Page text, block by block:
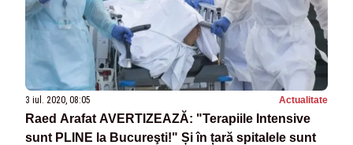
3 iul. 2020, 08:05 Actualitate
Raed Arafat AVERTIZEAZĂ: "Terapiile Intensive
sunt PLINE la Bucureşti!" Și în țară spitalele sunt